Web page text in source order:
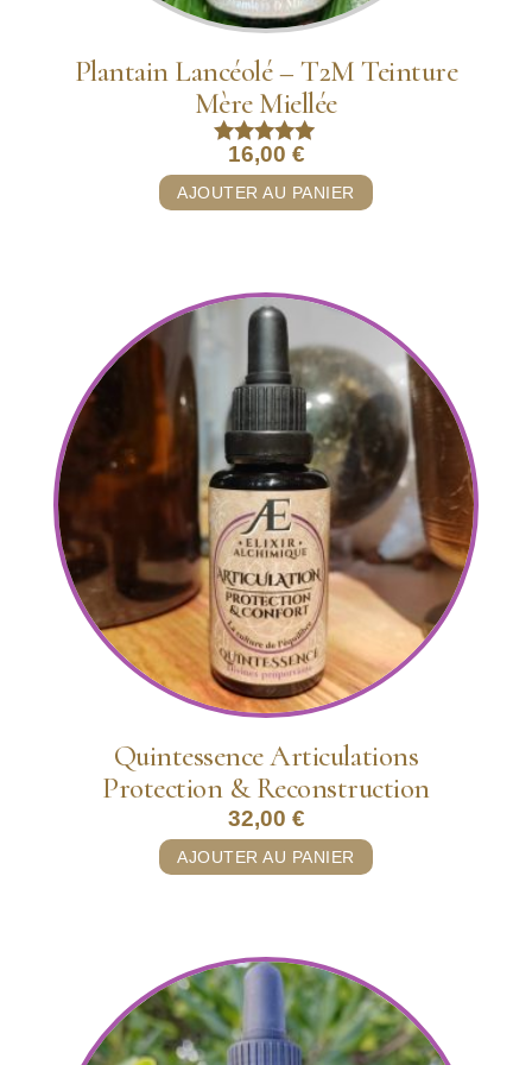
Plantain Lancéolé – T2M Teinture
Mère Miellée
Note
5.00
sur 5
16,00 €
AJOUTER AU PANIER
Quintessence Articulations
Protection & Reconstruction
32,00 €
AJOUTER AU PANIER